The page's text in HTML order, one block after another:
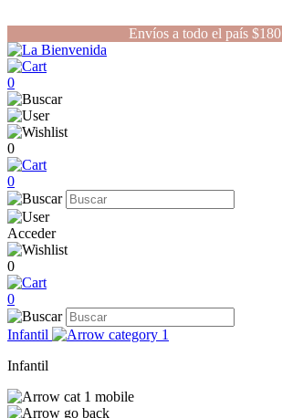
Envíos a todo el país $180
0
0
0
Acceder
0
0
Infantil
Infantil